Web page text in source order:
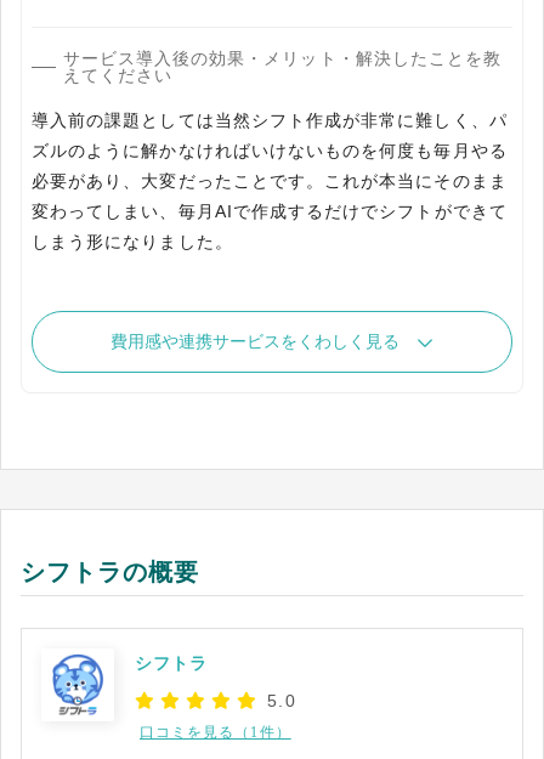
サービス導入後の効果・メリット・解決したことを教
えてください
導入前の課題としては当然シフト作成が非常に難しく、パ
ズルのように解かなければいけないものを何度も毎月やる
必要があり、大変だったことです。これが本当にそのまま
変わってしまい、毎月AIで作成するだけでシフトができて
しまう形になりました。
費用感や連携サービスをくわしく見る
シフトラの概要
シフトラ
5.0
口コミを見る（1件）